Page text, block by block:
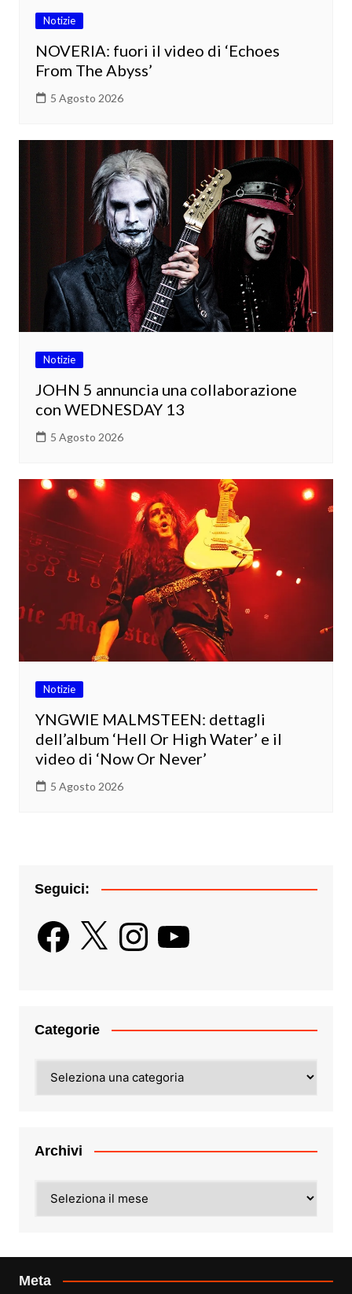
Notizie
NOVERIA: fuori il video di ‘Echoes
From The Abyss’
5 Agosto 2026
Notizie
JOHN 5 annuncia una collaborazione
con WEDNESDAY 13
5 Agosto 2026
Notizie
YNGWIE MALMSTEEN: dettagli
dell’album ‘Hell Or High Water’ e il
video di ‘Now Or Never’
5 Agosto 2026
Seguici:
Facebook
X InstagramYouTube
Categorie
Archivi
Meta